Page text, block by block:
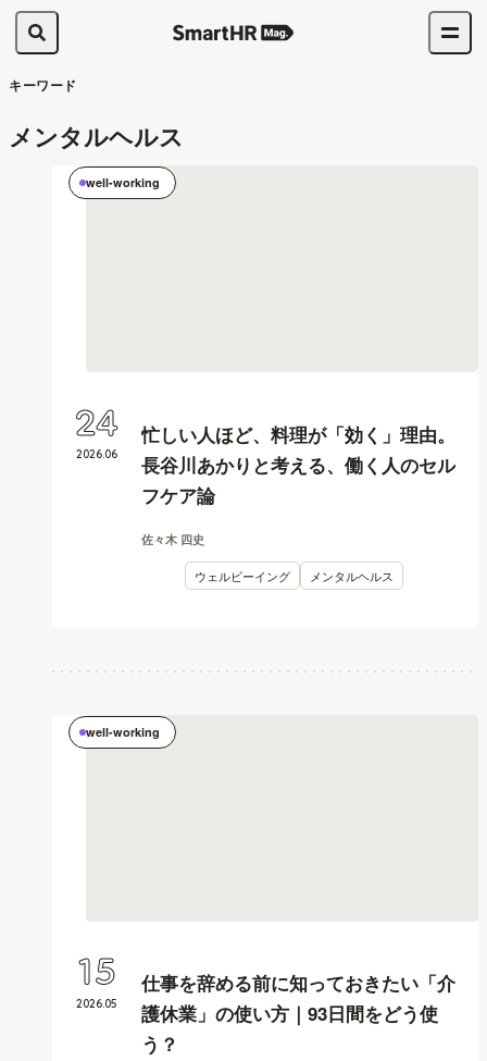
キーワード
メンタルヘルス
well-working
忙しい人ほど、料理が「効く」理由。
長谷川あかりと考える、働く人のセル
フケア論
佐々木 四史
ウェルビーイング メンタルヘルス
2026.06
24
well-working
仕事を辞める前に知っておきたい「介
護休業」の使い方｜93日間をどう使
う？
2026.05
15